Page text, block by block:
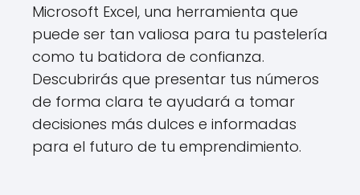
Microsoft Excel, una herramienta que
puede ser tan valiosa para tu pastelería
como tu batidora de confianza.
Descubrirás que presentar tus números
de forma clara te ayudará a tomar
decisiones más dulces e informadas
para el futuro de tu emprendimiento.